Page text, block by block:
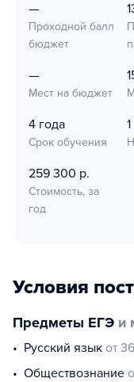
—
Проходной балл
бюджет
—
Мест на бюджет
4 года
Срок обучения
259 300 р.
Стоимость, за
год
Условия
Предметы ЕГЭ и
русский язык от 36
обществознание